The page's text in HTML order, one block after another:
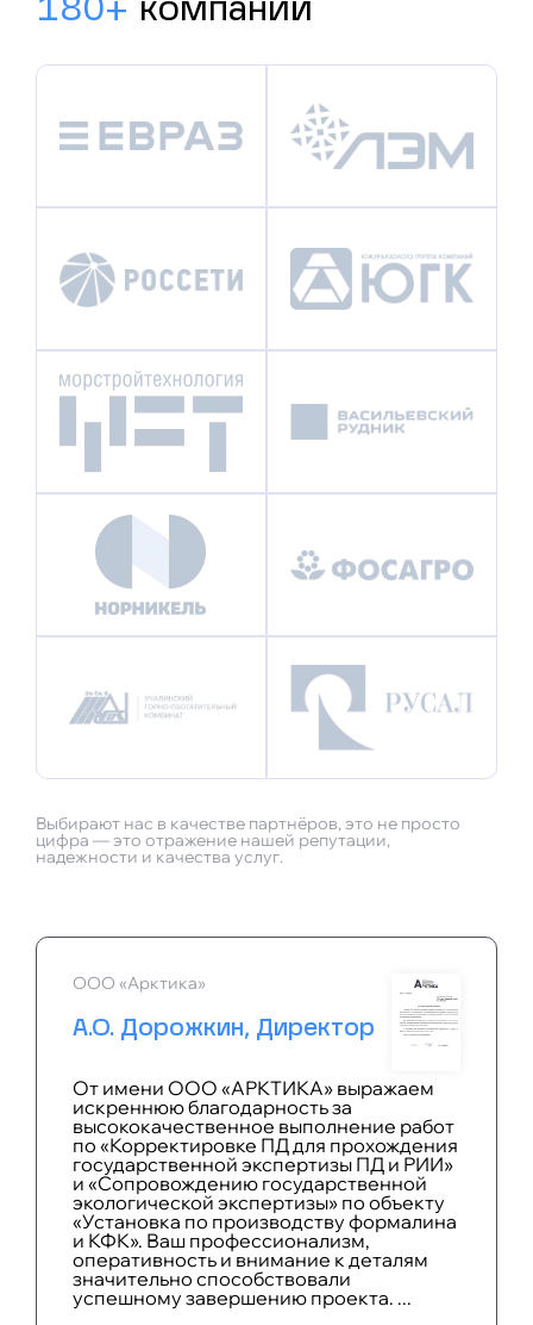
180+ компаний
Выбирают нас в качестве партнёров, это не просто
цифра — это отражение нашей репутации,
надежности и качества услуг.
ООО «Арктика»
А.О. Дорожкин, Директор
От имени ООО «АРКТИКА» выражаем
искреннюю благодарность за
высококачественное выполнение работ
по «Корректировке ПД для прохождения
государственной экспертизы ПД и РИИ»
и «Сопровождению государственной
экологической экспертизы» по объекту
«Установка по производству формалина
и КФК». Ваш профессионализм,
оперативность и внимание к деталям
значительно способствовали
успешному завершению проекта. ...